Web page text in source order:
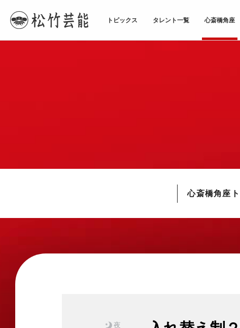
トピックス タレント一覧 心斎橋角座
心斎橋角座
夜